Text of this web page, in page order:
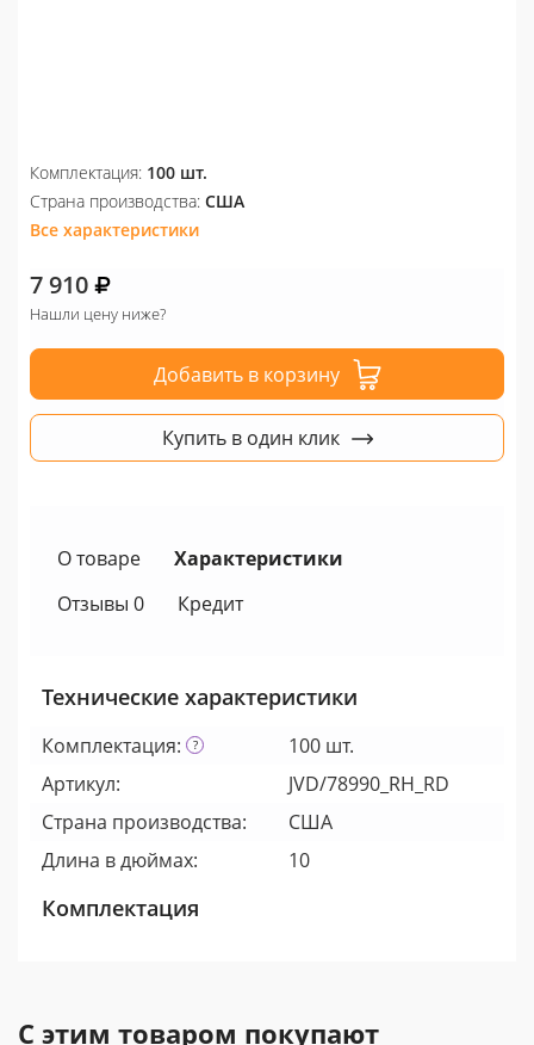
Комплектация: 100 шт.
Страна производства: США
Все характеристики
7 910
Нашли цену ниже?
Добавить в корзину
Купить в один клик
О товаре
Характеристики
Отзывы 0
Кредит
Технические характеристики
Комплектация:
100 шт.
Артикул:
JVD/78990_RH_RD
Страна производства:
США
Длина в дюймах:
10
Комплектация
С этим товаром покупают